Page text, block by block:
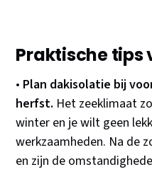
Praktische tips
• Plan dakisolatie bij
herfst. Het zeeklimaat
winter en je wilt geen
werkzaamheden. Na de
en zijn de